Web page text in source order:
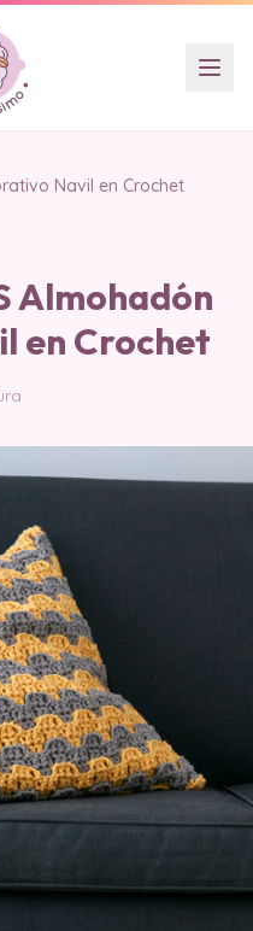
Navil en Crochet
Almohadón
en Crochet